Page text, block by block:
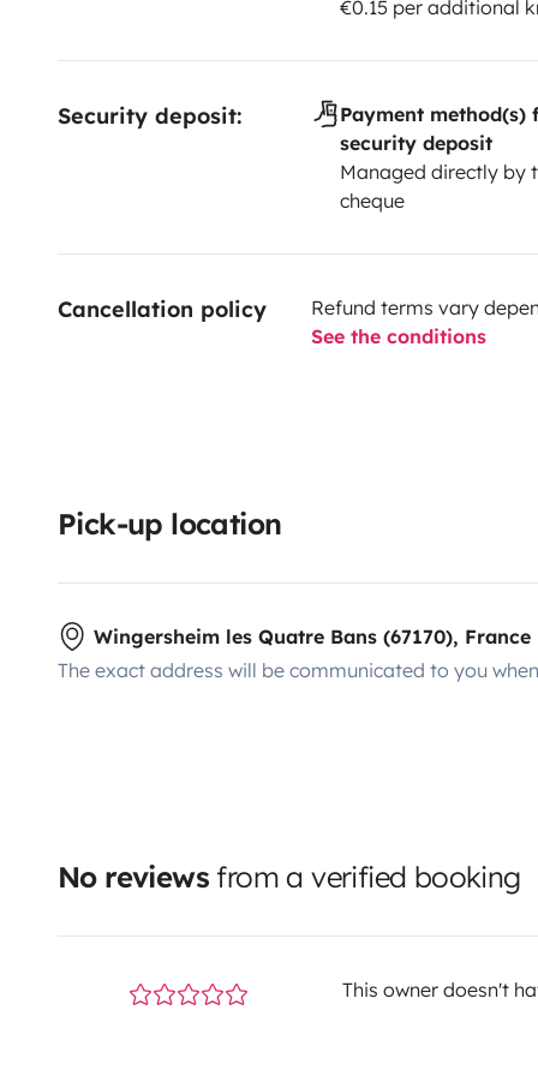
€0.15 per additional
Security deposit:
Payment method(s)
security deposit
Managed directly by
cheque
Cancellation policy
Refund terms vary
See the conditions
Pick-up location
Wingersheim les Quatre Bans (67170), France
The exact address will be communicated to you
No reviews from a verified booking
This owner doesn't